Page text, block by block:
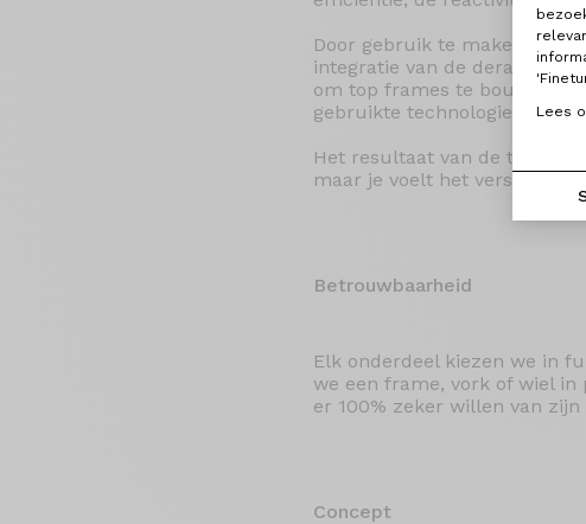
Lees
Door gebruik te maken van
integratie van de
om top frames te bouwen
gebruikte technologie vindt u
Het resultaat van de
maar je voelt het verschil wel.
Betrouwbaarheid
Elk onderdeel kiezen we in
we een frame, vork of wiel
er 100% zeker willen van
Concept